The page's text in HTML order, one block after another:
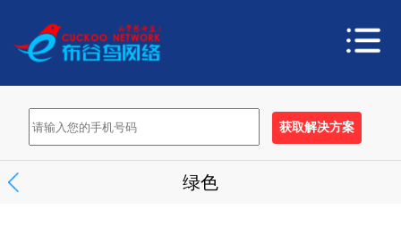
绿色